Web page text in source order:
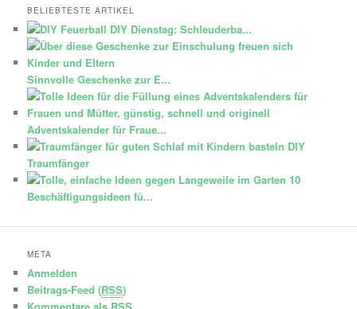
BELIEBTESTE ARTIKEL
DIY Dienstag: Schleuderba...
Sinnvolle Geschenke zur E...
Adventskalender für Fraue...
DIY
Traumfänger
10
Beschäftigungsideen fü...
META
Anmelden
Beitrags-Feed (RSS)